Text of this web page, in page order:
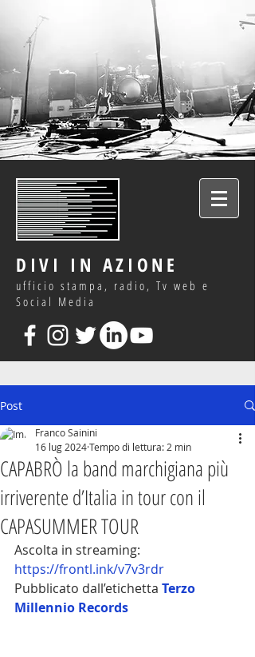
DIVI IN AZIONE
ufficio stampa, radio, Tv web e
Social Media
Post
CAPABRÒ la band marchigiana più
irriverente d’Italia in tour con il
CAPASUMMER TOUR
Franco Sainini
16 lug 2024Tempo di lettura: 2 min
Ascolta in streaming:
https://frontl.ink/v7v3rdr
Pubblicato dall’etichetta Terzo
Millennio Records